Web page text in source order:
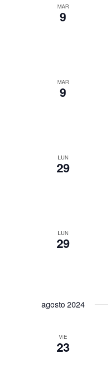
MAR
9
MAR
9
LUN
29
LUN
29
agosto 2024
VIE
23